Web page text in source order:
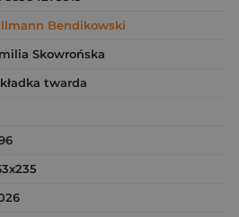
Bendikowski
Skowrońska
twarda